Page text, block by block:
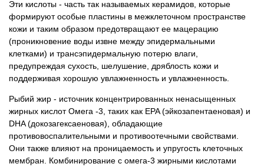
Эти кислоты - часть так называемых керамидов, которые
формируют особые пластины в межклеточном пространстве
кожи и таким образом предотвращают ее мацерацию
(проникновение воды извне между эпидермальными
клетками) и трансэпидермальную потерю влаги,
предупреждая сухость, шелушение, дряблость кожи и
поддерживая хорошую увлажненность и увлажненность.
Рыбий жир - источник концентрированных ненасыщенных
жирных кислот Омега -3, таких как EPA (эйкозапентаеновая) и
DHA (докозагексаеновая), обладающие
противовоспалительными и противоотечными свойствами.
Они также влияют на проницаемость и упругость клеточных
мембран. Комбинирование с омега-3 жирными кислотами